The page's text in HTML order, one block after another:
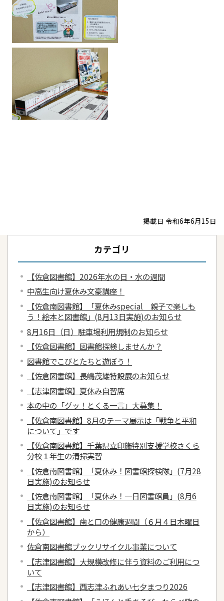
掲載日 令和6年6月15日
カテゴリ
【佐倉図書館】2026年水の日・水の週間
中高生向け夏休み文豪講座！
【佐倉南図書館】「夏休みspecial 親子で楽しも
う！絵本と図書館」(8月13日実施)のお知らせ
8月16日（日）駐車場利用規制のお知らせ
【佐倉図書館】図書館探検しませんか？
図書館でこびとたちと遊ぼう！
【佐倉図書館】長嶋茂雄特設展のお知らせ
【志津図書館】夏休み自習席
本の中の「グッ！とくる一言」大募集！
【佐倉南図書館】8月のテーマ展示は「戦争と平和
について」です
【佐倉南図書館】千葉県立印旛特別支援学校さくら
分校１年生の清掃実習
【佐倉南図書館】「夏休み！図書館探検隊」(7月28
日実施)のお知らせ
【佐倉南図書館】「夏休み！一日図書館員」(8月6
日実施)のお知らせ
【佐倉図書館】歯と口の健康週間（６月４日木曜日
から）
佐倉南図書館ブックリサイクル事業について
【志津図書館】大規模改修に伴う資料のご利用につ
いて
【志津図書館】西志津ふれあい七夕まつり2026